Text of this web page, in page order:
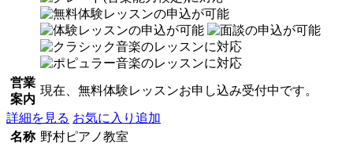
営業
案内
現在、無料体験レッスンお申し込み受付中です。
詳細を見る お気に入り追加
名称 野村ピアノ教室